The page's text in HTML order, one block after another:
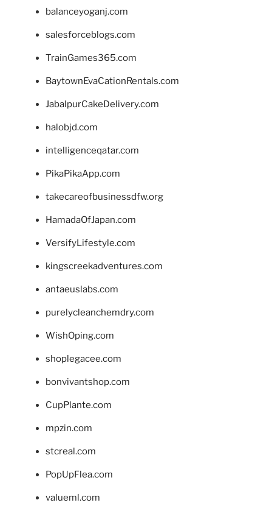
balanceyoganj.com
salesforceblogs.com
TrainGames365.com
BaytownEvaCationRentals.com
JabalpurCakeDelivery.com
halobjd.com
intelligenceqatar.com
PikaPikaApp.com
takecareofbusinessdfw.org
HamadaOfJapan.com
VersifyLifestyle.com
kingscreekadventures.com
antaeuslabs.com
purelycleanchemdry.com
WishOping.com
shoplegacee.com
bonvivantshop.com
CupPlante.com
mpzin.com
stcreal.com
PopUpFlea.com
valueml.com